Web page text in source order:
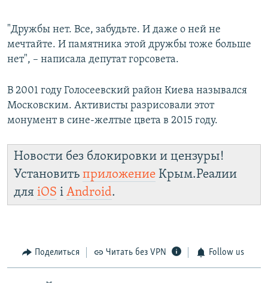
"Дружбы нет. Все, забудьте. И даже о ней не
мечтайте. И памятника этой дружбы тоже больше
нет", – написала депутат горсовета.
В 2001 году Голосеевский район Киева назывался
Московским. Активисты разрисовали этот
монумент в сине-желтые цвета в 2015 году.
Новости без блокировки и цензуры!
Установить приложение Крым.Реалии
для iOS і Android.
Поделиться Читать без VPN Follow us